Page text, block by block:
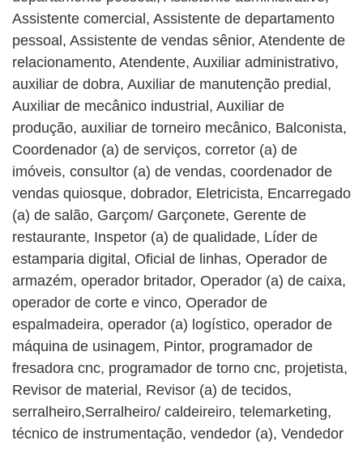
Assistente comercial, Assistente de departamento
pessoal, Assistente de vendas sênior, Atendente de
relacionamento, Atendente, Auxiliar administrativo,
auxiliar de dobra, Auxiliar de manutenção predial,
Auxiliar de mecânico industrial, Auxiliar de
produção, auxiliar de torneiro mecânico, Balconista,
Coordenador (a) de serviços, corretor (a) de
imóveis, consultor (a) de vendas, coordenador de
vendas quiosque, dobrador, Eletricista, Encarregado
(a) de salão, Garçom/ Garçonete, Gerente de
restaurante, Inspetor (a) de qualidade, Líder de
estamparia digital, Oficial de linhas, Operador de
armazém, operador britador, Operador (a) de caixa,
operador de corte e vinco, Operador de
espalmadeira, operador (a) logístico, operador de
máquina de usinagem, Pintor, programador de
fresadora cnc, programador de torno cnc, projetista,
Revisor de material, Revisor (a) de tecidos,
serralheiro,Serralheiro/ caldeireiro, telemarketing,
técnico de instrumentação, vendedor (a), Vendedor